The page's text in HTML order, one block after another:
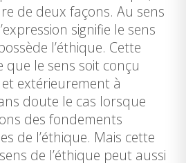
de deux façons. Au sens
signifie le sens
l’éthique. Cette
que le sens soit conçu
extérieurement à
doute le cas lorsque
des fondements
de l’éthique. Mais cette
de l’éthique peut aussi